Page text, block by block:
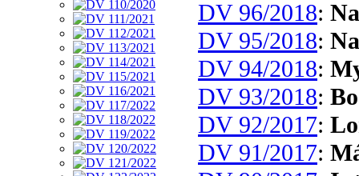
DV 96/2018:
DV 95/2018:
DV 94/2018:
DV 93/2018:
DV 92/2017:
DV 91/2017: